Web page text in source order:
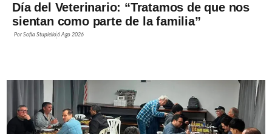
Día del Veterinario: “Tratamos de que nos
sientan como parte de la familia”
PorSofía Stupiello6 Ago 2026